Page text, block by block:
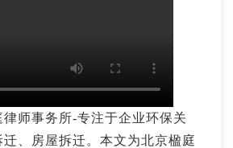
师事务所-专注于企业环保关
、房屋拆迁。本文为北京楹庭